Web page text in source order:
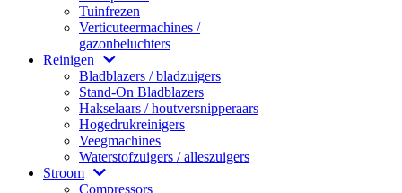
Tuinfrezen
Verticuteermachines /
gazonbeluchters
Reinigen
Bladblazers / bladzuigers
Stand-On Bladblazers
Hakselaars / houtversnipperaars
Hogedrukreinigers
Veegmachines
Waterstofzuigers / alleszuigers
Stroom
Compressors